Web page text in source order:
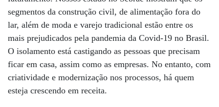
segmentos da construção civil, de alimentação fora do
lar, além de moda e varejo tradicional estão entre os
mais prejudicados pela pandemia da Covid-19 no Brasil.
O isolamento está castigando as pessoas que precisam
ficar em casa, assim como as empresas. No entanto, com
criatividade e modernização nos processos, há quem
esteja crescendo em receita.